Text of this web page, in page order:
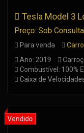
Tesla Model 3
Preço: Sob
Para venda
Ano: 2019
Combustível: 100%
Caixa de